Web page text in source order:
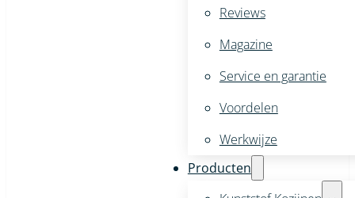
Reviews
Magazine
Service en garantie
Voordelen
Werkwijze
Producten